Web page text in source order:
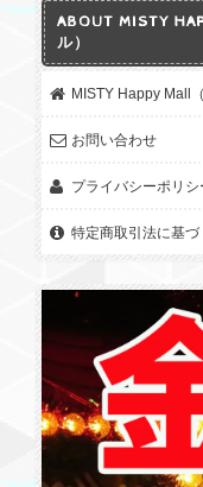
ABOUT MISTY
ル）
MISTY Happy Mall
お問い合わせ
プライバシーポリシ
特定商取引法に基づ